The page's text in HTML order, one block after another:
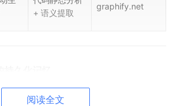
+ 语义提取
graphify.net
开源的方案，最初为 OpenClaw 设计的 Age
阅读全文